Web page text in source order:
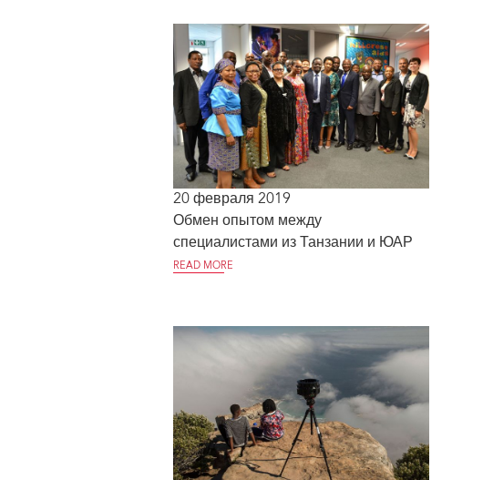
20 февраля 2019
Обмен опытом между
специалистами из Танзании и ЮАР
READ MORE